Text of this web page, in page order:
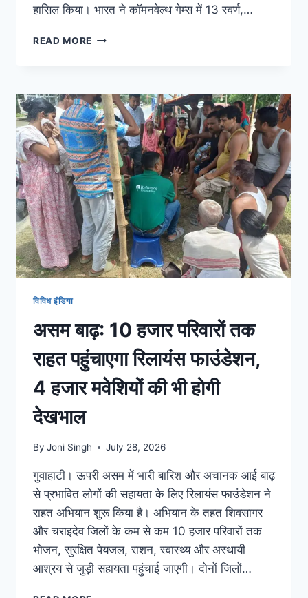
हासिल किया। भारत ने कॉमनवेल्थ गेम्स में 13 स्वर्ण,…
READ MORE
विविध इंडिया
असम बाढ़: 10 हजार परिवारों तक
राहत पहुंचाएगा रिलायंस फाउंडेशन,
4 हजार मवेशियों की भी होगी
देखभाल
By Joni Singh July 28, 2026
गुवाहाटी। ऊपरी असम में भारी बारिश और अचानक आई बाढ़
से प्रभावित लोगों की सहायता के लिए रिलायंस फाउंडेशन ने
राहत अभियान शुरू किया है। अभियान के तहत शिवसागर
और चराइदेव जिलों के कम से कम 10 हजार परिवारों तक
भोजन, सुरक्षित पेयजल, राशन, स्वास्थ्य और अस्थायी
आश्रय से जुड़ी सहायता पहुंचाई जाएगी। दोनों जिलों…